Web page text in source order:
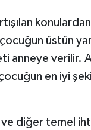
üstün
anneye verilir.
en iyi
diğer temel